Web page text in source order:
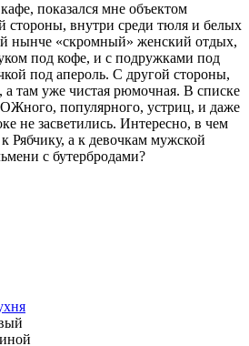
показался мне объектом
стороны, внутри среди тюля и белых
нынче «скромный» женский отдых,
под кофе, и с подружками под
под апероль. С другой стороны,
там уже чистая рюмочная. В списке
популярного, устриц, и даже
не засветились. Интересно, в чем
Рябчику, а к девочкам мужской
с бутербродами?